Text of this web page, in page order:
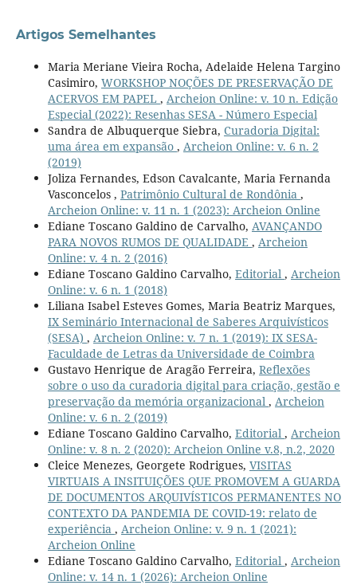
Artigos Semelhantes
Maria Meriane Vieira Rocha, Adelaide Helena Targino
Casimiro, WORKSHOP NOÇÕES DE PRESERVAÇÃO DE
ACERVOS EM PAPEL , Archeion Online: v. 10 n. Edição
Especial (2022): Resenhas SESA - Número Especial
Sandra de Albuquerque Siebra, Curadoria Digital:
uma área em expansão , Archeion Online: v. 6 n. 2
(2019)
Joliza Fernandes, Edson Cavalcante, Maria Fernanda
Vasconcelos , Patrimônio Cultural de Rondônia ,
Archeion Online: v. 11 n. 1 (2023): Archeion Online
Ediane Toscano Galdino de Carvalho, AVANÇANDO
PARA NOVOS RUMOS DE QUALIDADE , Archeion
Online: v. 4 n. 2 (2016)
Ediane Toscano Galdino Carvalho, Editorial , Archeion
Online: v. 6 n. 1 (2018)
Liliana Isabel Esteves Gomes, Maria Beatriz Marques,
IX Seminário Internacional de Saberes Arquivísticos
(SESA) , Archeion Online: v. 7 n. 1 (2019): IX SESA-
Faculdade de Letras da Universidade de Coimbra
Gustavo Henrique de Aragão Ferreira, Reflexões
sobre o uso da curadoria digital para criação, gestão e
preservação da memória organizacional , Archeion
Online: v. 6 n. 2 (2019)
Ediane Toscano Galdino Carvalho, Editorial , Archeion
Online: v. 8 n. 2 (2020): Archeion Online v.8, n.2, 2020
Cleice Menezes, Georgete Rodrigues, VISITAS
VIRTUAIS A INSITUIÇÕES QUE PROMOVEM A GUARDA
DE DOCUMENTOS ARQUIVÍSTICOS PERMANENTES NO
CONTEXTO DA PANDEMIA DE COVID-19: relato de
experiência , Archeion Online: v. 9 n. 1 (2021):
Archeion Online
Ediane Toscano Galdino Carvalho, Editorial , Archeion
Online: v. 14 n. 1 (2026): Archeion Online